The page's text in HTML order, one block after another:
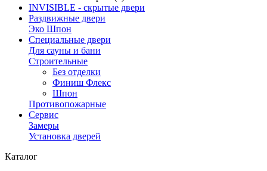
INVISIBLE - скрытые двери
Раздвижные двери
Эко Шпон
Специальные двери
Для сауны и бани
Строительные
Без отделки
Финиш Флекс
Шпон
Противопожарные
Сервис
Замеры
Установка дверей
Каталог